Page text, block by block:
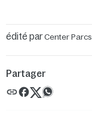
édité parCenter Parcs
Partager